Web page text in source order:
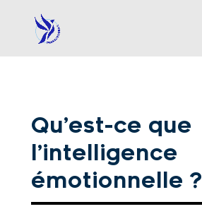
Qu’est-ce que
l’intelligence
émotionnelle ?